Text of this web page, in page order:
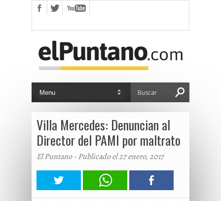
Villa Mercedes: Denuncian al
Director del PAMI por maltrato
El Puntano - Publicado el 27 enero, 2017